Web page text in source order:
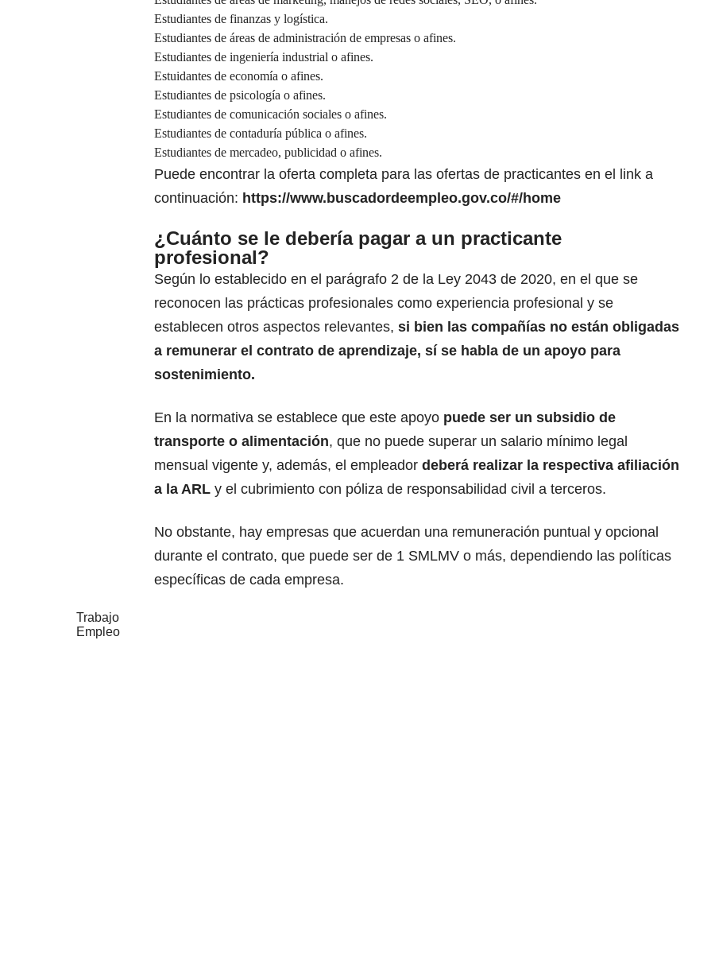
Estudiantes de finanzas y logística.
Estudiantes de áreas de administración de empresas o afines.
Estudiantes de ingeniería industrial o afines.
Estuidantes de economía o afines.
Estudiantes de psicología o afines.
Estudiantes de comunicación sociales o afines.
Estudiantes de contaduría pública o afines.
Estudiantes de mercadeo, publicidad o afines.
Puede encontrar la oferta completa para las ofertas de practicantes en el link a
continuación: https://www.buscadordeempleo.gov.co/#/home
¿Cuánto se le debería pagar a un practicante
profesional?
Según lo establecido en el parágrafo 2 de la Ley 2043 de 2020, en el que se
reconocen las prácticas profesionales como experiencia profesional y se
establecen otros aspectos relevantes, si bien las compañías no están obligadas
a remunerar el contrato de aprendizaje, sí se habla de un apoyo para
sostenimiento.
En la normativa se establece que este apoyo puede ser un subsidio de
transporte o alimentación, que no puede superar un salario mínimo legal
mensual vigente y, además, el empleador deberá realizar la respectiva afiliación
a la ARL y el cubrimiento con póliza de responsabilidad civil a terceros.
No obstante, hay empresas que acuerdan una remuneración puntual y opcional
durante el contrato, que puede ser de 1 SMLMV o más, dependiendo las políticas
específicas de cada empresa.
Trabajo
Empleo